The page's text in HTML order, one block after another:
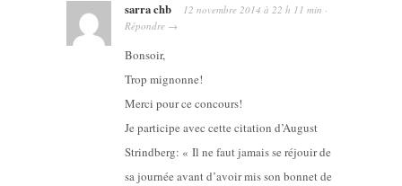
sarra chb 12 novembre 2014 à 22 h 11 min ·
Répondre →
Bonsoir,
Trop mignonne!
Merci pour ce concours!
Je participe avec cette citation d’August
Strindberg: « Il ne faut jamais se réjouir de
sa journée avant d’avoir mis son bonnet de